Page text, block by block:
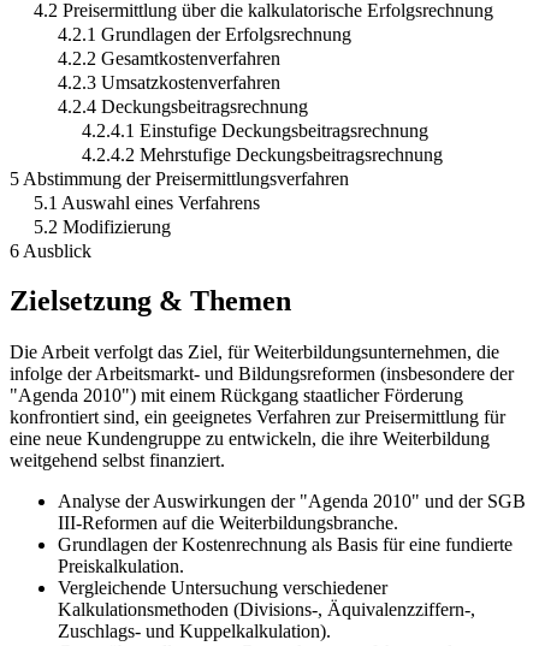
4.2.1 Grundlagen der Erfolgsrechnung
4.2.2 Gesamtkostenverfahren
4.2.3 Umsatzkostenverfahren
4.2.4 Deckungsbeitragsrechnung
4.2.4.1 Einstufige Deckungsbeitragsrechnung
4.2.4.2 Mehrstufige Deckungsbeitragsrechnung
5 Abstimmung der Preisermittlungsverfahren
5.1 Auswahl eines Verfahrens
5.2 Modifizierung
6 Ausblick
infolge der Arbeitsmarkt- und Bildungsreformen (insbesondere der
"Agenda 2010") mit einem Rückgang staatlicher Förderung
konfrontiert sind, ein geeignetes Verfahren zur Preisermittlung für
eine neue Kundengruppe zu entwickeln, die ihre Weiterbildung
weitgehend selbst finanziert.
III-Reformen auf die Weiterbildungsbranche.
Grundlagen der Kostenrechnung als Basis für eine fundierte
Preiskalkulation.
Vergleichende Untersuchung verschiedener
Kalkulationsmethoden (Divisions-, Äquivalenzziffern-,
Zuschlags- und Kuppelkalkulation).
Gegenüberstellung von Gesamtkostenverfahren und